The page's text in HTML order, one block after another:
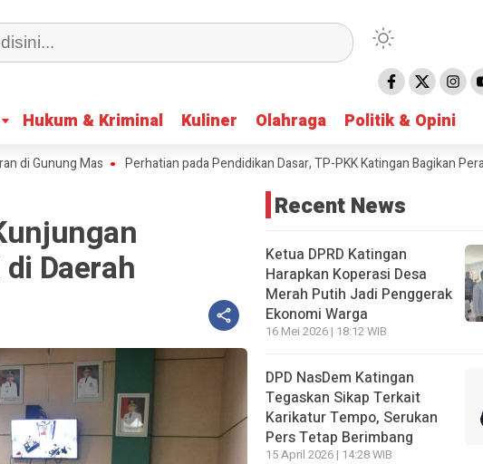
Hukum & Kriminal Kuliner Olahraga Politik & Opini
Hukum & Kriminal Kuliner Olahraga Politik & Opini
Mas Perhatian pada Pendidikan Dasar, TP-PKK Katingan Bagikan Peralatan
Daerah
Recent News
Ketua DPRD Katingan
Harapkan Koperasi Desa
Merah Putih Jadi Penggerak
Ekonomi Warga
16 Mei 2026 | 18:12 WIB
DPD NasDem Katingan
Tegaskan Sikap Terkait
Karikatur Tempo, Serukan
Pers Tetap Berimbang
15 April 2026 | 14:28 WIB